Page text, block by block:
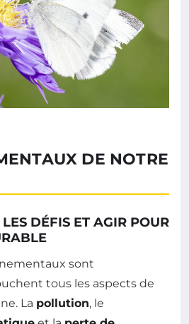
DE NOTRE
DÉFIS ET AGIR POUR
sont
tous les aspects de
La pollution, le